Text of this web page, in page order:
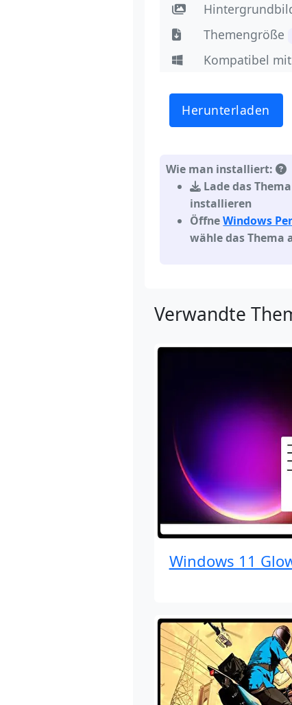
Themengröße
Kompatibel
Herunterladen
Wie man installiert:
Lade das
installieren
ÖffneWindows
wähle das Thema
Verwandte
Windows 11